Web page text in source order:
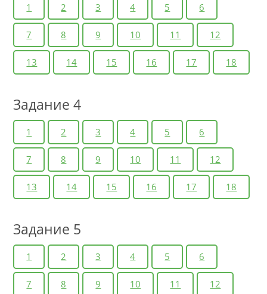
1 2 3 4 5 6
7 8 9 10 11 12
13 14 15 16 17 18
Задание 4
1 2 3 4 5 6
7 8 9 10 11 12
13 14 15 16 17 18
Задание 5
1 2 3 4 5 6
7 8 9 10 11 12